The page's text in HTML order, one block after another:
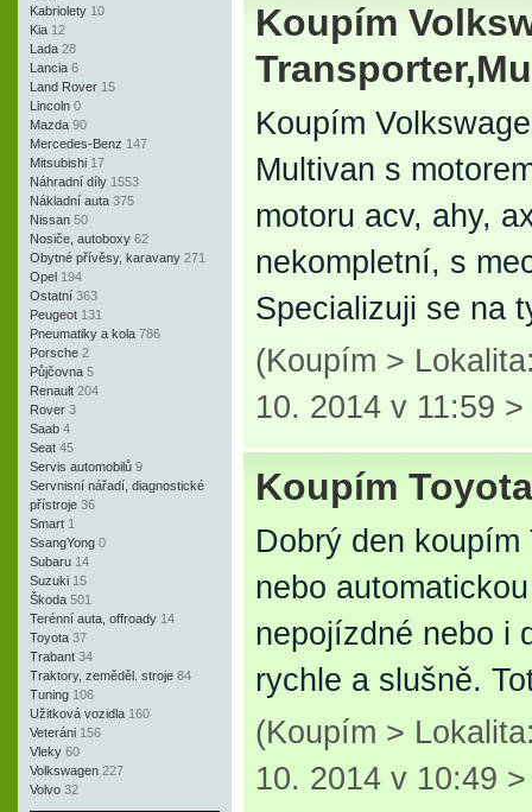
Kabriolety 10
Kia 12
Lada 28
Lancia 6
Land Rover 15
Lincoln 0
Mazda 90
Mercedes-Benz 147
Mitsubishi 17
Náhradní díly 1553
Nákladní auta 375
Nissan 50
Nosiče, autoboxy 62
Obytné přívěsy, karavany 271
Opel 194
Ostatní 363
Peugeot 131
Pneumatiky a kola 786
Porsche 2
Půjčovna 5
Renault 204
Rover 3
Saab 4
Seat 45
Servis automobilů 9
Servnisní nářadí, diagnostické
přístroje 36
Smart 1
SsangYong 0
Subaru 14
Suzuki 15
Škoda 501
Terénní auta, offroady 14
Toyota 37
Trabant 34
Traktory, zeměděl. stroje 84
Tuning 106
Užitková vozidla 160
Veteráni 156
Vleky 60
Volkswagen 227
Volvo 32
Koupím
Koupím
Multivan s
motoru acv, ahy,
nekompletní, s
Specializuji se na
(Koupím >
10. 2014 v 11:59 >
Koupím
Dobrý den
nebo
nepojízdné nebo i
rychle a slušně.
(Koupím >
10. 2014 v 10:49